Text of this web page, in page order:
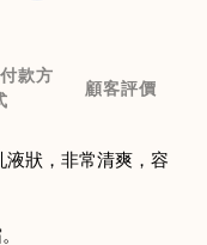
款方
顧客評價
液狀，非常清爽，容